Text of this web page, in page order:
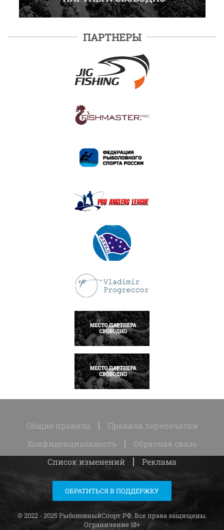
ПАРТНЕРЫ
ПОДРОБНЕЕ
ПОДРОБНЕЕ
ПОДРОБНЕЕ
ПОДРОБНЕЕ
ПОДРОБНЕЕ
ПОДРОБНЕЕ
НАПИСАТЬ
НАПИСАТЬ
Общие правила
Правила перепечатки
Конфиденциальность
Обратная связь
Список изменений
Реклама
ОБРАТИТЬСЯ В ПОДДЕРЖКУ
© 2022 - 2025 РыболовныйСпорт.РФ. Все права защищены.
Ограничение 18+